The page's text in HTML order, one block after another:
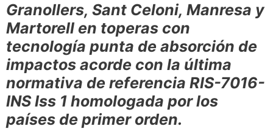
Granollers, Sant Celoni, Manresa y
Martorell en toperas con
tecnología punta de absorción de
impactos acorde con la última
normativa de referencia RIS-7016-
INS Iss 1 homologada por los
países de primer orden.